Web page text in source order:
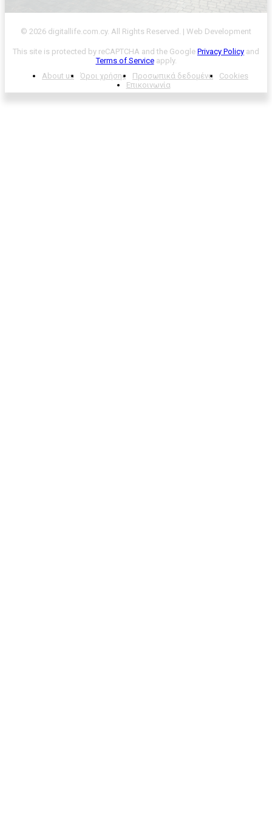
© 2026 digitallife.com.cy. All Rights Reserved. | Web Development
This site is protected by reCAPTCHA and the Google Privacy Policy and
Terms of Serviceapply.
About us
Όροι χρήσης Προσωπικά δεδομένα
Cookies
Επικοινωνία